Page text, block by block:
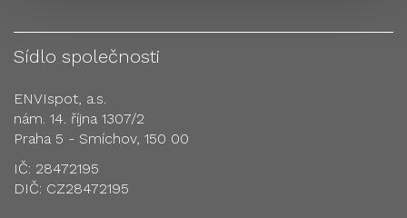
Sídlo společnosti
ENVIspot, a.s.
nám. 14. října 1307/2
Praha 5 - Smíchov, 150 00
IČ: 28472195
DIČ: CZ28472195